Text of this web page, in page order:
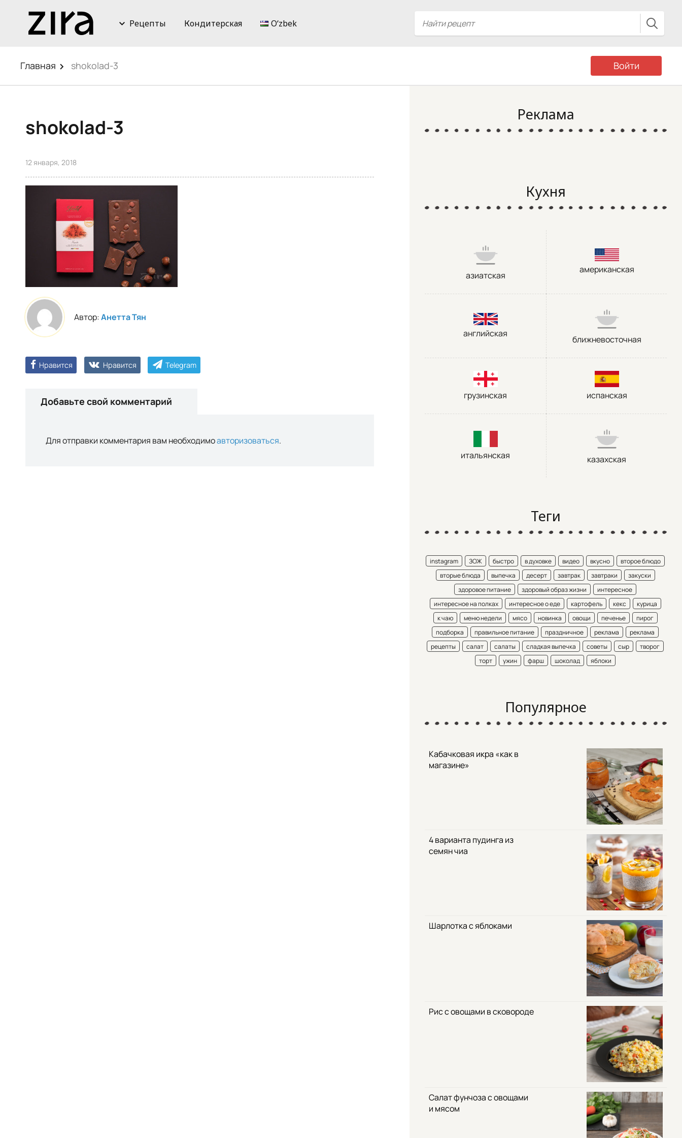
Рецепты Кондитерская Oʻzbek
Главная shokolad-3 Войти
shokolad-3
12 января, 2018
Автор:Анетта Тян
Нравится Нравится Telegram
Добавьте свой комментарий
Для отправки комментария вам необходимоавторизоваться.
Реклама
Кухня
азиатская
американская
английская
ближневосточная
грузинская испанская
итальянская казахская
Теги
instagram ЗОЖ быстро в духовке видео вкусно
второе блюдо
вторые блюда
выпечка десерт завтрак завтраки
закуски
здоровое питание
здоровый образ жизни
интересное
интересное на полках
интересное о еде картофель кекс
курица
к чаю
меню недели мясо новинка овощи печенье
пирог
подборка
правильное питание праздничное реклама
реклама
рецепты
салат салаты сладкая выпечка советы сыр
творог
торт
ужин фарш шоколад яблоки
Популярное
Кабачковая икра «как в
магазине»
4 варианта пудинга из
семян чиа
Шарлотка с яблоками
Рис с овощами в сковороде
Салат фунчоза с овощами
и мясом